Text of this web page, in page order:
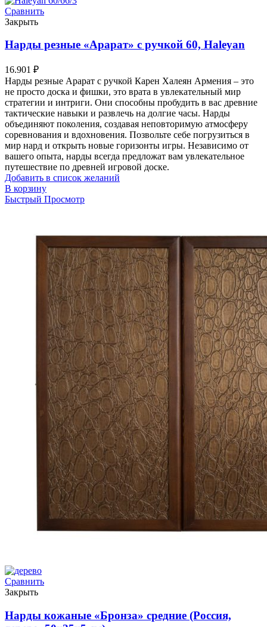
Сравнить
Закрыть
Нарды резные «Арарат» с ручкой 60, Haleyan
16.901 ₽
Нарды резные Арарат с ручкой Карен Халеян Армения – это
не просто доска и фишки, это врата в увлекательный мир
стратегии и интриги. Они способны пробудить в вас древние
тактические навыки и развлечь на долгие часы. Нарды
объединяют поколения, создавая неповторимую атмосферу
соревнования и вдохновения. Позвольте себе погрузиться в
мир нард и открыть новые горизонты игры. Независимо от
вашего опыта, нарды всегда предложат вам увлекательное
путешествие по древней игровой доске.
Добавить в список желаний
В корзину
Быстрый Просмотр
Сравнить
Закрыть
Нарды кожаные «Бронза» средние (Россия,